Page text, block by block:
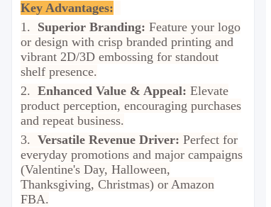
Key Advantages:
1. Superior Branding: Feature your logo
or design with crisp branded printing and
vibrant 2D/3D embossing for standout
shelf presence.
2. Enhanced Value & Appeal: Elevate
product perception, encouraging purchases
and repeat business.
3. Versatile Revenue Driver: Perfect for
everyday promotions and major campaigns
(Valentine's Day, Halloween,
Thanksgiving, Christmas) or Amazon
FBA.